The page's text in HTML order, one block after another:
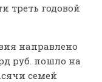
треть годовой
направлено
руб. пошло на
семей